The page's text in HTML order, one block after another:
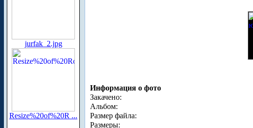
jurfak_2.jpg
Resize%20of%20R ...
Информация о фото
Закачено:
Альбом:
Размер файла:
Размеры: